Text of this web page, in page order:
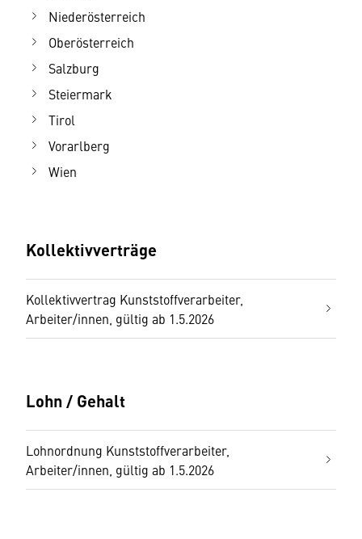
Niederösterreich
Oberösterreich
Salzburg
Steiermark
Tirol
Vorarlberg
Wien
Kollektivverträge
Kollektivvertrag Kunststoffverarbeiter,
Arbeiter/innen, gültig ab 1.5.2026
Lohn / Gehalt
Lohnordnung Kunststoffverarbeiter,
Arbeiter/innen, gültig ab 1.5.2026